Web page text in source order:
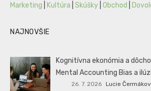
Marketing
Kultúra Skúšky Obchod
NAJNOVŠIE
Kognitívna ekonómia a
Mental Accounting Bias a
26. 7. 2026 Lucie